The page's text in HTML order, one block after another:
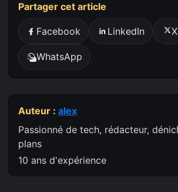
Partager cet article
Facebook LinkedIn X
WhatsApp
Auteur : alex
Passionné de tech, rédacteur,
plans
10 ans d'expérience